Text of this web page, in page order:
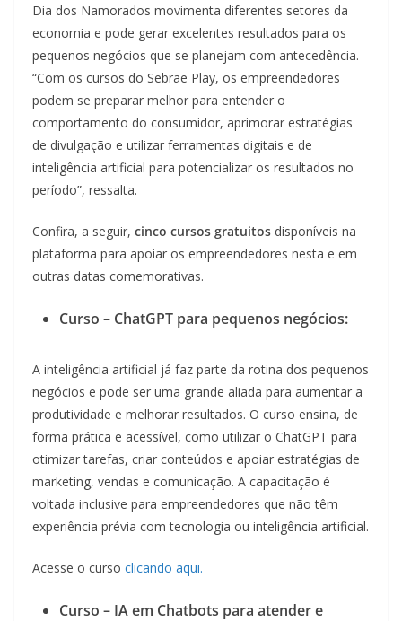
Dia dos Namorados movimenta diferentes setores da
economia e pode gerar excelentes resultados para os
pequenos negócios que se planejam com antecedência.
“Com os cursos do Sebrae Play, os empreendedores
podem se preparar melhor para entender o
comportamento do consumidor, aprimorar estratégias
de divulgação e utilizar ferramentas digitais e de
inteligência artificial para potencializar os resultados no
período”, ressalta.
Confira, a seguir, cinco cursos gratuitos disponíveis na
plataforma para apoiar os empreendedores nesta e em
outras datas comemorativas.
Curso – ChatGPT para pequenos negócios:
A inteligência artificial já faz parte da rotina dos pequenos
negócios e pode ser uma grande aliada para aumentar a
produtividade e melhorar resultados. O curso ensina, de
forma prática e acessível, como utilizar o ChatGPT para
otimizar tarefas, criar conteúdos e apoiar estratégias de
marketing, vendas e comunicação. A capacitação é
voltada inclusive para empreendedores que não têm
experiência prévia com tecnologia ou inteligência artificial.
Acesse o curso clicando aqui.
Curso – IA em Chatbots para atender e